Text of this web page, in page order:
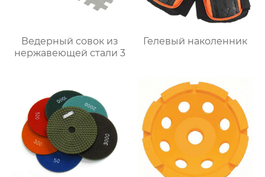
Ведерный совок из
нержавеющей стали 3
Гелевый наколенник